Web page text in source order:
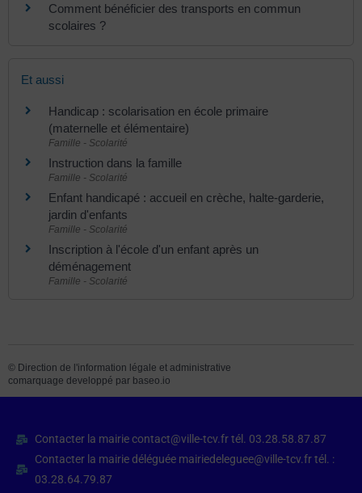
Comment bénéficier des transports en commun
scolaires ?
Et aussi
Handicap : scolarisation en école primaire
(maternelle et élémentaire)
Famille - Scolarité
Instruction dans la famille
Famille - Scolarité
Enfant handicapé : accueil en crèche, halte-garderie,
jardin d'enfants
Famille - Scolarité
Inscription à l'école d'un enfant après un
déménagement
Famille - Scolarité
© Direction de l'information légale et administrative
comarquage developpé par baseo.io
Contacter la mairie contact@ville-tcv.fr tél. 03.28.58.87.87
Contacter la mairie déléguée mairiedeleguee@ville-tcv.fr tél. :
03.28.64.79.87